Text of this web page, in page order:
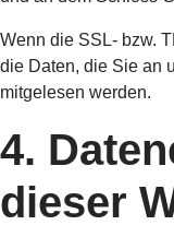
Wenn die SSL- bzw.
die Daten, die Sie an
mitgelesen werden.
4.
dieser